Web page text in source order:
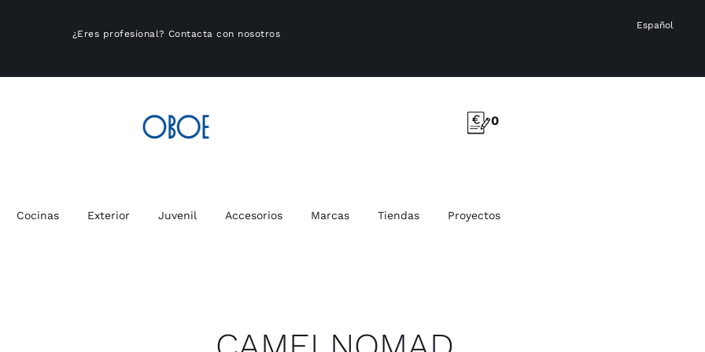
¿Eres profesional? Contacta con nosotros
Español
0
Cocinas Exterior Juvenil Accesorios Marcas Tiendas Proyectos